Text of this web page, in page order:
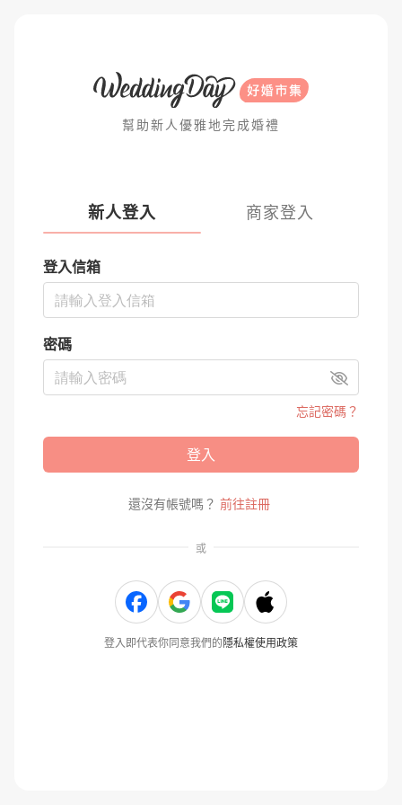
幫助新人優雅地完成婚禮
新人登入 商家登入
登入信箱
密碼
忘記密碼？
登入
還沒有帳號嗎？ 前往註冊
或
登入即代表你同意我們的隱私權使用政策